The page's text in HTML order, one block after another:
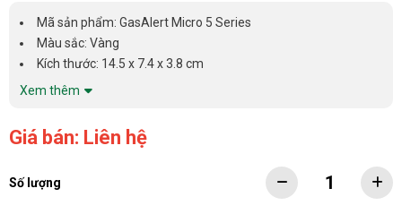
Mã sản phẩm: GasAlert Micro 5 Series
Màu sắc: Vàng
Kích thước: 14.5 x 7.4 x 3.8 cm
Xem thêm
Giá bán: Liên hệ
Số lượng